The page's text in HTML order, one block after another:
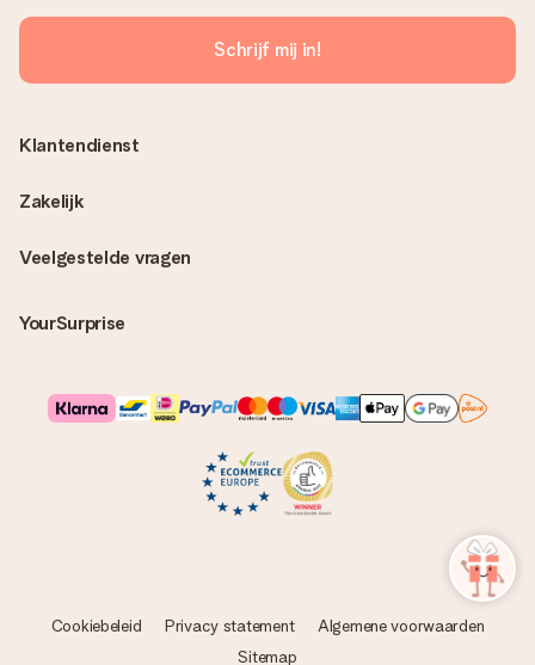
Schrijf mij in!
Veelgestelde vragen
YourSurprise
Klantendienst
Zakelijk
Cookiebeleid Privacy statement
Algemene voorwaarden
Sitemap